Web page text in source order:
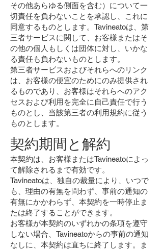
その他あらゆる側面を含む）について一
切責任を負わないことを承認し、これに
同意するものとします。Tavineatoは、第
三者サービスに関して、お客様またはそ
の他の個人もしくは団体に対し、いかな
る責任も負わないものとします。
第三者サービスおよびそれらへのリンク
は、お客様の便宜のためにのみ提供され
るものであり、お客様はそれらへのアク
セスおよび利用を完全に自己責任で行う
ものとし、当該第三者の利用規約に従う
ものとします。
契約期間と解約
本契約は、お客様またはTavineatoによっ
て解除されるまで有効です。
Tavineatoは、独自の裁量により、いつで
も、理由の有無を問わず、事前の通知の
有無にかかわらず、本契約を一時停止ま
たは終了することができます。
お客様が本契約のいずれかの条項を遵守
しない場合、Tavineatoからの事前の通知
なしに、本契約は直ちに終了します。ま